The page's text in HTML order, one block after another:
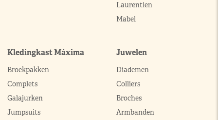
Laurentien
Mabel
Kledingkast Máxima
Broekpakken
Complets
Galajurken
Jumpsuits
Juwelen
Diademen
Colliers
Broches
Armbanden